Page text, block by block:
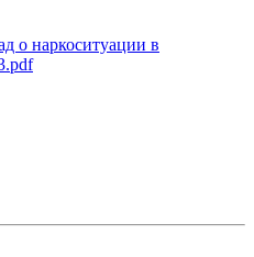
о наркоситуации в